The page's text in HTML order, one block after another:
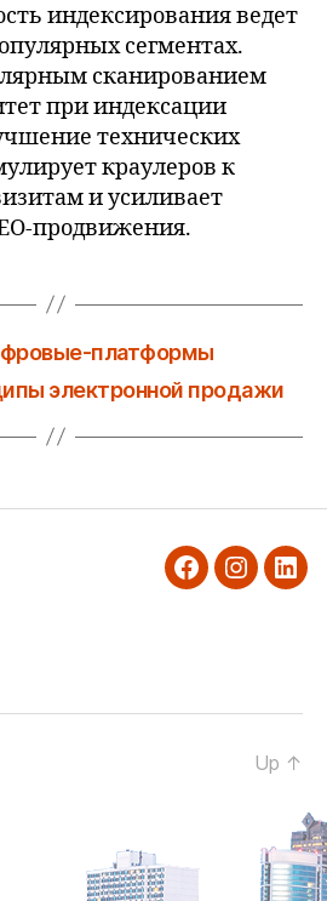
индексирования ведет
сегментах.
сканированием
при индексации
технических
краулеров к
и усиливает
продвижения.
платформы
электронной продажи
facebook
Up ↑